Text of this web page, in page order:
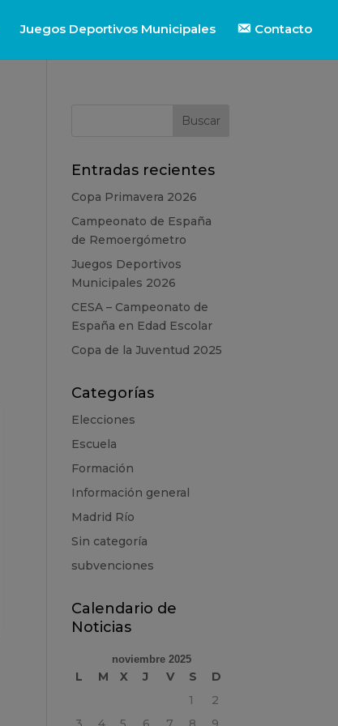
Juegos Deportivos Municipales Contacto
Entradas recientes
Copa Primavera 2026
Campeonato de España
de Remoergómetro
Juegos Deportivos
Municipales 2026
CESA – Campeonato de
España en Edad Escolar
Copa de la Juventud 2025
Categorías
Elecciones
Escuela
Formación
Información general
Madrid Río
Sin categoría
subvenciones
Calendario de
Noticias
noviembre 2025
L M X J V S
D
1
2